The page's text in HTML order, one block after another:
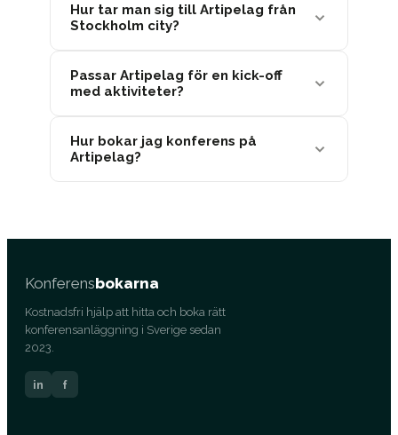
Hur tar man sig till Artipelag från
Stockholm city?
Passar Artipelag för en kick-off
med aktiviteter?
Hur bokar jag konferens på
Artipelag?
Konferensbokarna
Kostnadsfri hjälp att hitta och boka rätt
konferensanläggning i Sverige sedan
2023.
in f